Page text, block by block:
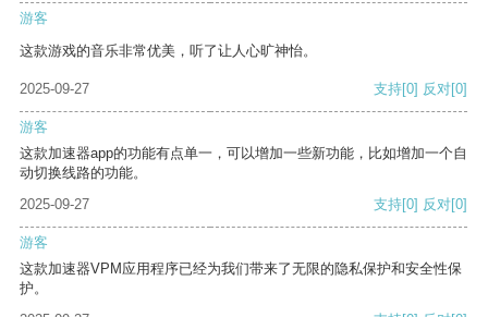
游客
这款游戏的音乐非常优美，听了让人心旷神怡。
2025-09-27 支持[0] 反对[0]
游客
这款加速器app的功能有点单一，可以增加一些新功能，比如增加一个自
动切换线路的功能。
2025-09-27
支持[0] 反对[0]
游客
这款加速器VPM应用程序已经为我们带来了无限的隐私保护和安全性保
护。